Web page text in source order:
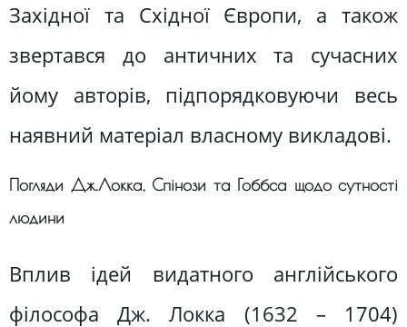
Західної та Східної Європи, а також
звертався до античних та сучасних
йому авторів, підпорядковуючи весь
наявний матеріал власному викладові.
Погляди Дж.Локка, Спінози та Гоббса щодо сутності
людини
Вплив ідей видатного англійського
філософа Дж. Локка (1632 – 1704)